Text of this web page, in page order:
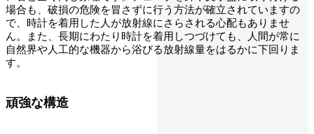
場合も、破損の危険を冒さずに行う方法が確立されていますの
で、時計を着用した人が放射線にさらされる心配もありませ
ん。また、長期にわたり時計を着用しつづけても、人間が常に
自然界や人工的な機器から浴びる放射線量をはるかに下回りま
す。
頑強な構造